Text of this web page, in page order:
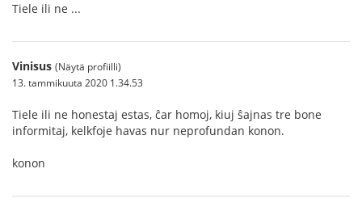
Tiele ili ne ...
Vinisus (Näytä profiilli)
13. tammikuuta 2020 1.34.53
Tiele ili ne honestaj estas, ĉar homoj, kiuj ŝajnas tre bone
informitaj, kelkfoje havas nur neprofundan konon.
konon